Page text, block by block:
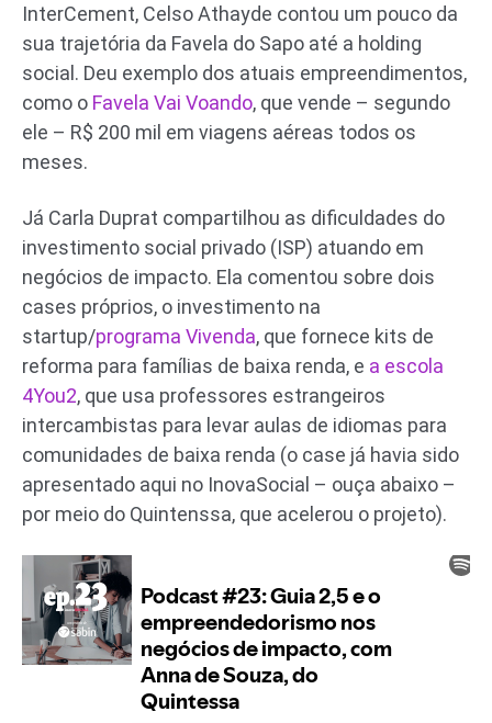
InterCement, Celso Athayde contou um pouco da
sua trajetória da Favela do Sapo até a holding
social. Deu exemplo dos atuais empreendimentos,
como o Favela Vai Voando, que vende – segundo
ele – R$ 200 mil em viagens aéreas todos os
meses.
Já Carla Duprat compartilhou as dificuldades do
investimento social privado (ISP) atuando em
negócios de impacto. Ela comentou sobre dois
cases próprios, o investimento na
startup/programa Vivenda, que fornece kits de
reforma para famílias de baixa renda, e a escola
4You2, que usa professores estrangeiros
intercambistas para levar aulas de idiomas para
comunidades de baixa renda (o case já havia sido
apresentado aqui no InovaSocial – ouça abaixo –
por meio do Quintenssa, que acelerou o projeto).